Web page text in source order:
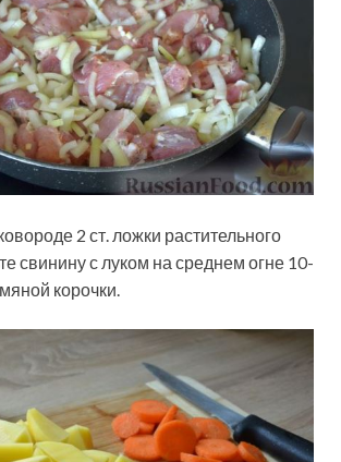
2 ст. ложки растительного
свинину с луком на среднем огне 10-
корочки.